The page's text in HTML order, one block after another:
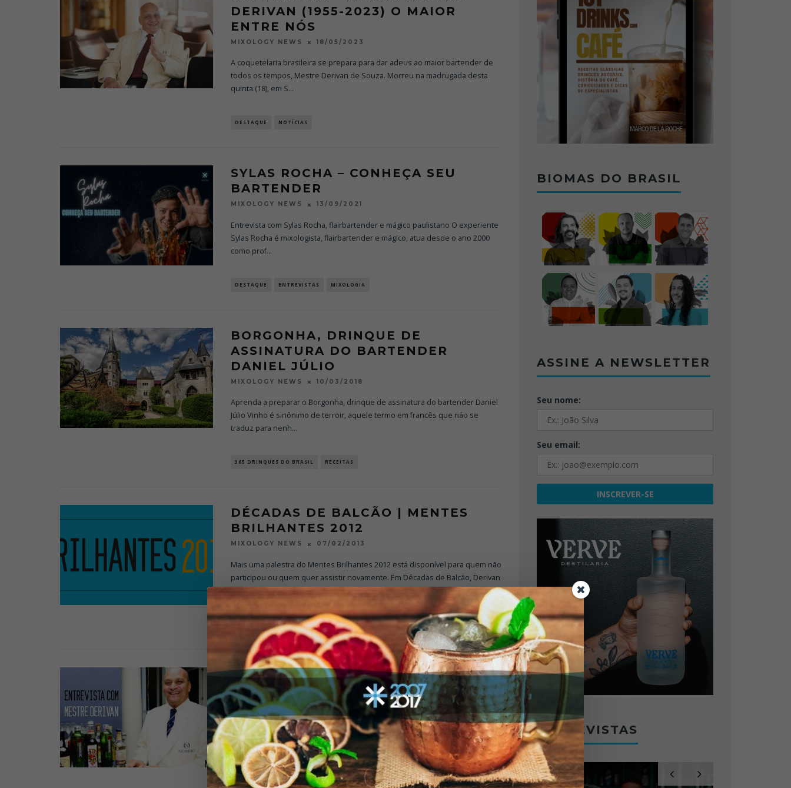
DERIVAN (1955-2023) O MAIOR
ENTRE NÓS
MIXOLOGY NEWS 18/05/2023
A coquetelaria brasileira se prepara para dar adeus ao maior bartender de
todos os tempos, Mestre Derivan de Souza. Morreu na madrugada desta
quinta (18), em S...
DESTAQUE NOTÍCIAS
SYLAS ROCHA – CONHEÇA SEU
BARTENDER
MIXOLOGY NEWS 13/09/2021
Entrevista com Sylas Rocha, flairbartender e mágico paulistano O experiente
Sylas Rocha é mixologista, flairbartender e mágico, atua desde o ano 2000
como prof...
DESTAQUE ENTREVISTAS MIXOLOGIA
BORGONHA, DRINQUE DE
ASSINATURA DO BARTENDER
DANIEL JÚLIO
MIXOLOGY NEWS 10/03/2018
Aprenda a preparar o Borgonha, drinque de assinatura do bartender Daniel
Júlio Vinho é sinônimo de terroir, aquele termo em francês que não se
traduz para nenh...
365 DRINQUES DO BRASIL RECEITAS
DÉCADAS DE BALCÃO | MENTES
BRILHANTES 2012
MIXOLOGY NEWS 07/02/2013
Mais uma palestra do Mentes Brilhantes 2012 está disponível para quem não
participou ou quem quer assistir novamente. Em Décadas de Balcão, Derivan
de Souza ...
ENTREVISTA COM MESTRE DERIVAN
MIXOLOGY NEWS 18/05/2012
Mestre Derivan. Se você é um bartender ou se interessa por bares, já ouviu
esse nome. Figura carimbada nos últimos vinte anos da história da
coquetelaria, Deri...
DESTAQUE ENTREVISTAS
BIOMAS DO BRASIL
ASSINE A NEWSLETTER
Seu nome:
Seu email:
ENTREVISTAS